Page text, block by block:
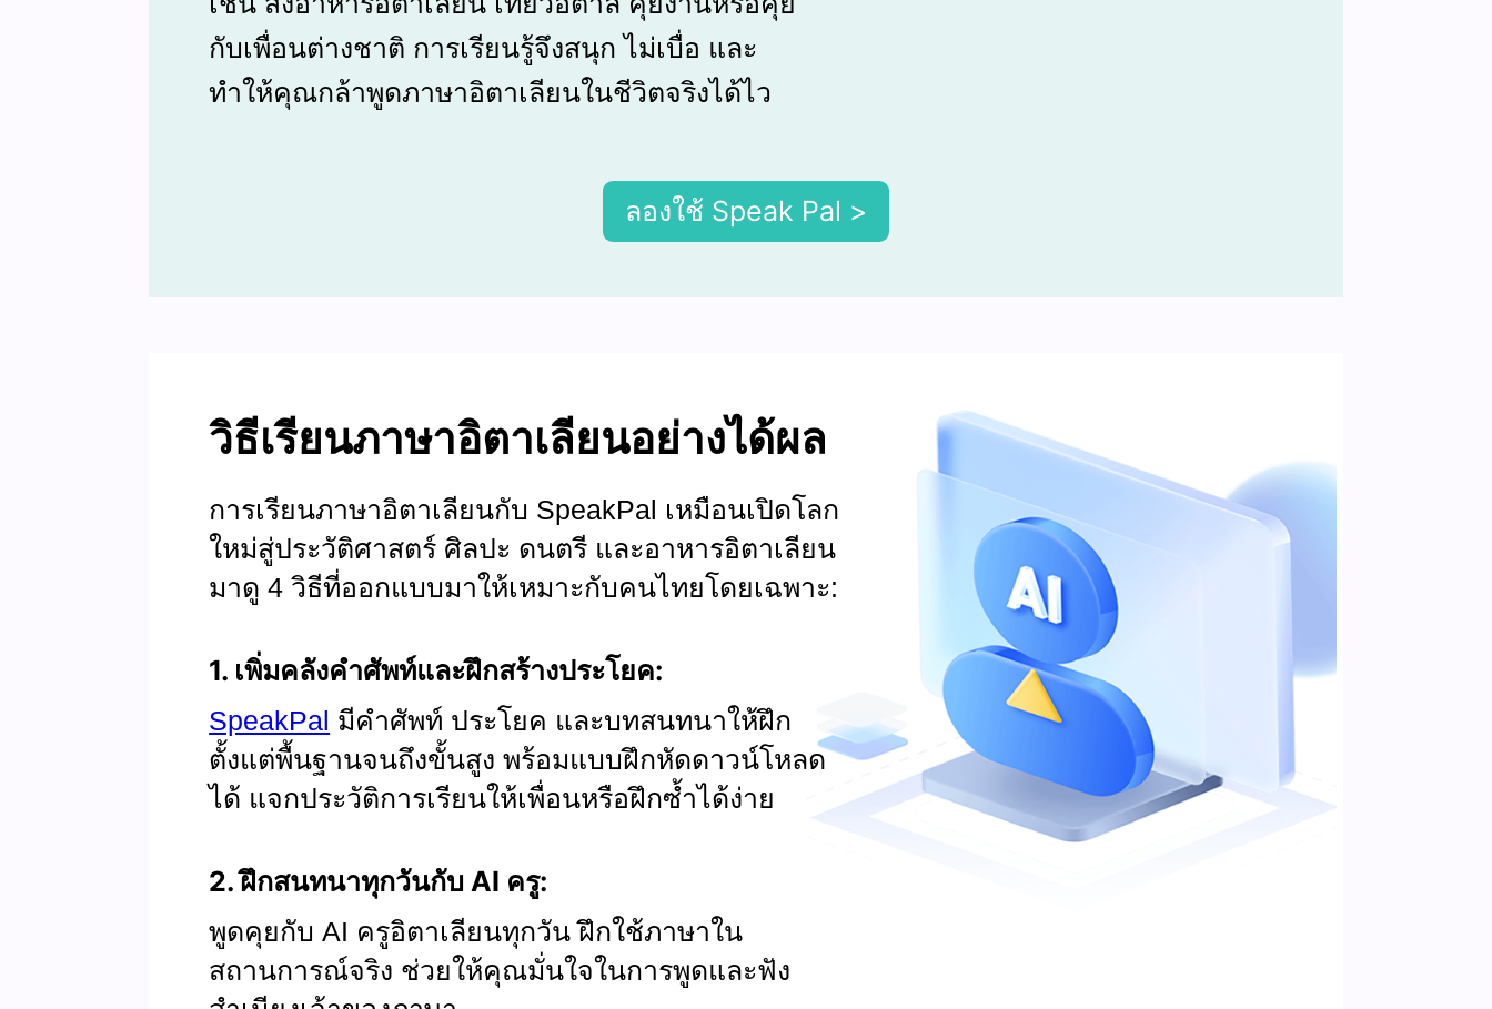
กับเพื่อนต่างชาติ การเรียนรู้จึงสนุก ไม่เบื่อ และ
ทำให้คุณกล้าพูดภาษาอิตาเลียนในชีวิตจริงได้ไว
ลองใช้ Speak Pal >
วิธีเรียนภาษาอิตาเลียนอย่างได้ผล
การเรียนภาษาอิตาเลียนกับ SpeakPal เหมือนเปิดโลก
ใหม่สู่ประวัติศาสตร์ ศิลปะ ดนตรี และอาหารอิตาเลียน
มาดู 4 วิธีที่ออกแบบมาให้เหมาะกับคนไทยโดยเฉพาะ:
1. เพิ่มคลังคำศัพท์และฝึกสร้างประโยค:
SpeakPal มีคำศัพท์ ประโยค และบทสนทนาให้ฝึก
ตั้งแต่พื้นฐานจนถึงขั้นสูง พร้อมแบบฝึกหัดดาวน์โหลด
ได้ แจกประวัติการเรียนให้เพื่อนหรือฝึกซ้ำได้ง่าย
2. ฝึกสนทนาทุกวันกับ AI ครู:
พูดคุยกับ AI ครูอิตาเลียนทุกวัน ฝึกใช้ภาษาใน
สถานการณ์จริง ช่วยให้คุณมั่นใจในการพูดและฟัง